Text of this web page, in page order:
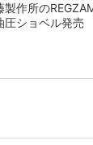
製作所の
圧ショベル発売